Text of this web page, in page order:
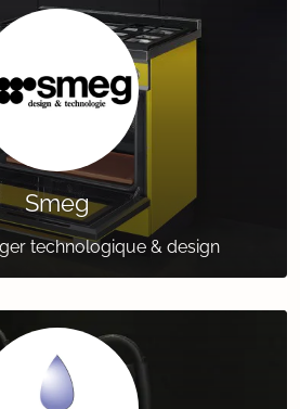
Smeg
technologique & design